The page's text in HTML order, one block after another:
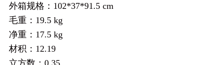
外箱规格：102*37*91.5 cm
毛重：19.5 kg
净重：17.5 kg
材积：12.19
立方数：0.35